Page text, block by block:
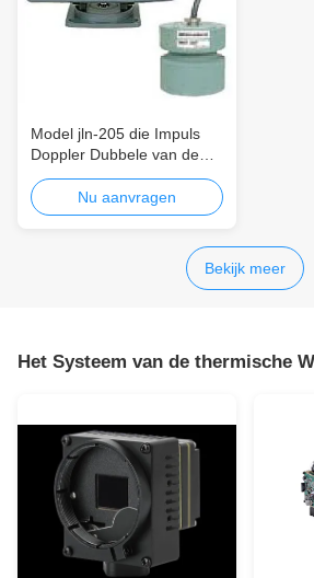
Model jln-205 die Impuls
Doppler Dubbele van de
het Logboekmacht van de
Straal2mhz Snelheid
Rendabele de consumptie
Nu aanvragen
Bekijk meer
Het Systeem van de thermische